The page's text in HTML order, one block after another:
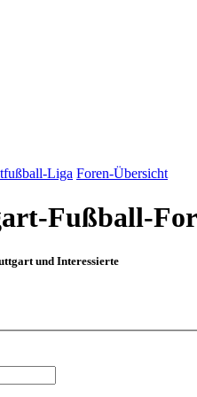
Liga Foren-Übersicht
Fußball-
und Interessierte